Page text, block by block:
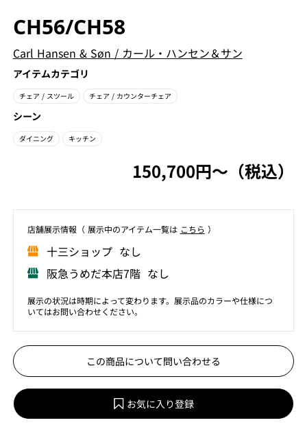
CH56/CH58
Carl Hansen & Søn / カール・ハンセン＆サン
アイテムカテゴリ
チェア / スツール チェア / カウンターチェア
シーン
ダイニング キッチン
150,700円〜（税込）
店舗展⽰情報（ 展⽰中のアイテム⼀覧は こちら ）
⼗三ショップ なし
阪急うめだ本店7階 なし
展示の状況は時期によって変わります。展示品のカラーや仕様につ
いてはお問い合わせください。
この商品について問い合わせる
お気に入り登録